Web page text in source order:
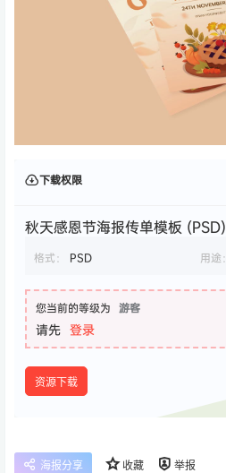
下载权限
秋天感恩节海报传单模板 (PSD)
格式： PSD 用途：
您当前的等级为 游客
请先 登录
资源下载
海报分享 收藏 举报